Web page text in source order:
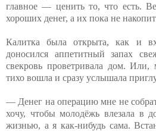
главное — ценить то, что есть.
хороших денег, а их пока не
Калитка была открыта, как и
доносился аппетитный запах
свекровь проветривала дом.
тихо вошла и сразу услышала
— Денег на операцию мне не
хочу, чтобы молодёжь влезала в
жизнью, а я как-нибудь сама.